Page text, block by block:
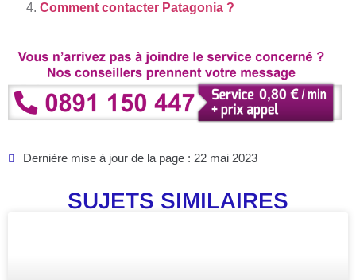
Comment contacter Patagonia ?
Dernière mise à jour de la page : 22 mai 2023
SUJETS SIMILAIRES